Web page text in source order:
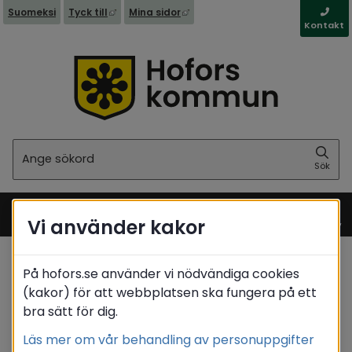
Suomeksi Tyck till Länk till annan webbplats, öppnas i nytt
Mina sidor Länk till annan webbplats,
Kontakt
Sök
Meny
Startsida Barn & utbildning
Skolskjuts
/ Tillfällig funktionsnedsättning, olycksfall
Vi använder kakor
På hofors.se använder vi nödvändiga cookies
(kakor) för att webbplatsen ska fungera på ett
bra sätt för dig.
Läs mer om vår behandling av personuppgifter